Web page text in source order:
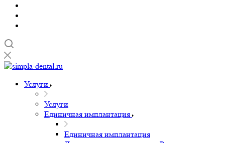
Услуги
Услуги
Единичная имплантация
Единичная имплантация